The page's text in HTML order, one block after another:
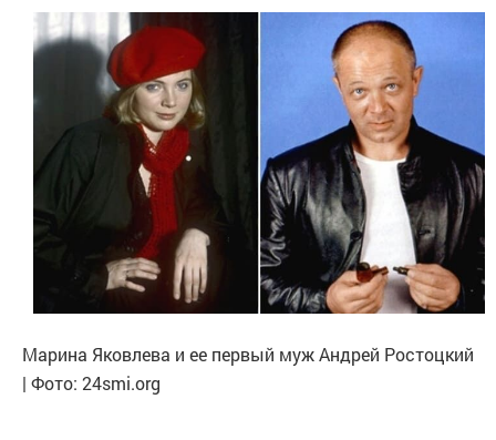
Марина Яковлева и ее первый муж Андрей Ростоцкий
| Фото: 24smi.org